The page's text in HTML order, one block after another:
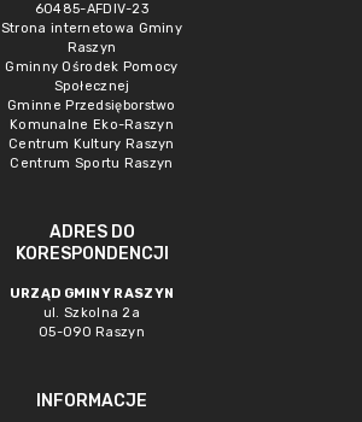
60485-AFDIV-23
Strona internetowa Gminy
Raszyn
Gminny Ośrodek Pomocy
Społecznej
Gminne Przedsięborstwo
Komunalne Eko-Raszyn
Centrum Kultury Raszyn
Centrum Sportu Raszyn
ADRES DO
KORESPONDENCJI
URZĄD GMINY RASZYN
ul. Szkolna 2a
05-090 Raszyn
INFORMACJE